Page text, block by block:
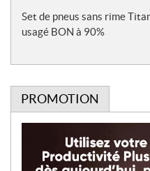
e
s
Set de pneus sans rime
usagé BON à 90%
PROMOTION